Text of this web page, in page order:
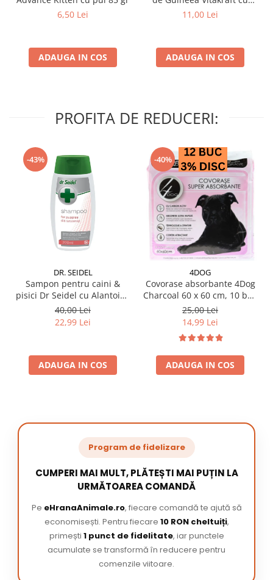
6,50 Lei
ADAUGA IN COS
struguri & nuci 2 buc
11,00 Lei
ADAUGA IN COS
PROFITA DE REDUCERI:
-43%
DR. SEIDEL
Sampon pentru caini &
pisici Dr Seidel cu Alantoina
220 ml
40,00 Lei
22,99 Lei
ADAUGA IN COS
-40%
4DOG
Covorase absorbante 4Dog
Charcoal 60 x 60 cm, 10 buc
/ pachet
25,00 Lei
14,99 Lei
ADAUGA IN COS
Program de fidelizare
CUMPERI MAI MULT, PLĂTEȘTI MAI PUȚIN LA
URMĂTOAREA COMANDĂ
Pe eHranaAnimale.ro, fiecare comandă te ajută să
economisești. Pentru fiecare 10 RON cheltuiți,
primești 1 punct de fidelitate, iar punctele
acumulate se transformă în reducere pentru
comenzile viitoare.